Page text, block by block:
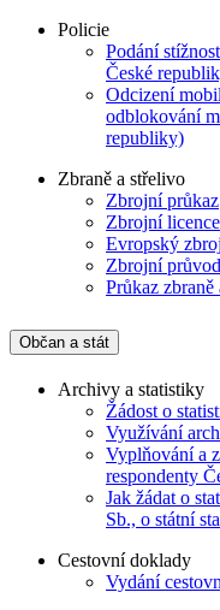
Policie
Podání
České
Odcizení
odblokování
republiky)
Zbraně a střelivo
Zbrojní průkaz
Zbrojní licence
Evropský
Zbrojní
Průkaz zbraně
Občan a stát
Archivy a statistiky
Žádost o
Využívání
Vyplňování a
respondenty
Jak žádat o
Sb., o státní
Cestovní doklady
Vydání